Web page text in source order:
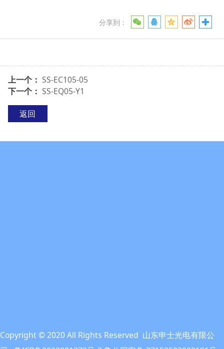
分享到：
上一个： SS-EC105-05
下一个： SS-EQ05-Y1
返回
Copyright © 2020 All Rights Reserved 山东申士光电有限公